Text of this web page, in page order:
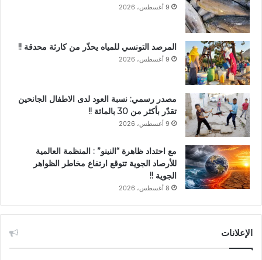
9 أغسطس، 2026
المرصد التونسي للمياه يحذّر من كارثة محدقة !!
9 أغسطس، 2026
مصدر رسمي: نسبة العود لدى الاطفال الجانحين
تقدّر بأكثر من 30 بالمائة !!
9 أغسطس، 2026
مع احتداد ظاهرة “النينو” : المنظمة العالمية
للأرصاد الجوية تتوقع ارتفاع مخاطر الظواهر
الجوية !!
8 أغسطس، 2026
الإعلانات